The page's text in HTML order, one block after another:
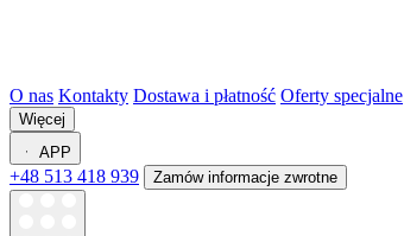
O nas Kontakty Dostawa i płatność Oferty specjalne
Więcej
APP
+48 513 418 939 Zamów informacje zwrotne